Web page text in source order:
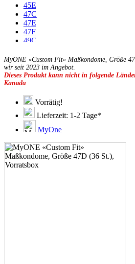
45E
47C
47E
47F
49C
49E
49F
49G
51C
51D
51E
51F
51G
51H
53D
53E
53F
MyONE «Custom Fit» Maßkondome, Größe
wir seit 2023 im Angebot.
Dieses Produkt kann nicht in folgende
Kanada
Vorrätig!
Lieferzeit: 1-2 Tage*
MyOne